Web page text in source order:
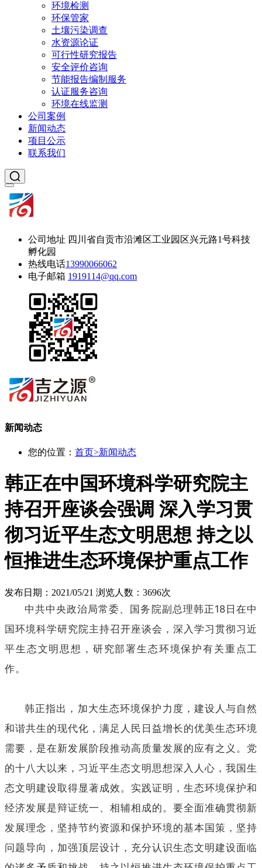
环境检测
环保管家
土壤污染调查
水资源论证
可行性研究报告
安全评价咨询
节能报告编制服务
认证服务咨询
环境在线监测
公司案例
新闻动态
项目公示
联系我们
公司地址 四川省自贡市沿滩区工业园区兴元路1号科技
孵化园
热线电话13990066062
电子邮箱 1919114@qq.com
新闻动态
您的位置： 首页>新闻动态
韩正在中国环境科学研究院主
持召开座谈会强调 深入学习贯
彻习近平生态文明思想 持之以
恒推进生态环境保护重点工作
发布日期：2021/05/21 浏览人数：3696次
中共中央政治局常委、国务院副总理韩正18日在中
国环境科学研究院主持召开座谈会，深入学习贯彻习近
平生态文明思想，研究部署生态环境保护有关重点工
作。
韩正指出，加大生态环境保护力度，建设人与自然
和谐共生的现代化，满足人民日益增长的优美生态环境
需要，是在新发展阶段推动高质量发展的应有之义。党
的十八大以来，习近平生态文明思想深入人心，我国生
态文明建设取得显著成效。实践证明，生态环境保护和
经济发展是辩证统一、相辅相成的。要全面准确贯彻新
发展理念，坚持节约资源和保护环境的基本国策，坚持
问题导向，加强顶层设计，充分认识生态文明建设面临